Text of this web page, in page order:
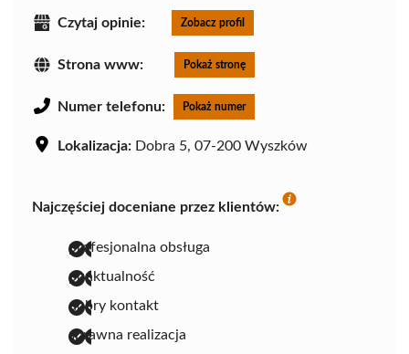
Czytaj opinie: Zobacz profil
Strona www: Pokaż stronę
Numer telefonu: Pokaż numer
Lokalizacja: Dobra 5, 07-200 Wyszków
Najczęściej doceniane przez klientów:
profesjonalna obsługa
punktualność
dobry kontakt
sprawna realizacja